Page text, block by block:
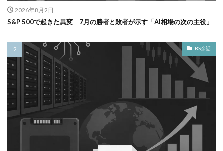
2026年8月2日
S&P 500で起きた異変 7月の勝者と敗者が示す「AI相場の次の主役」
BS余話